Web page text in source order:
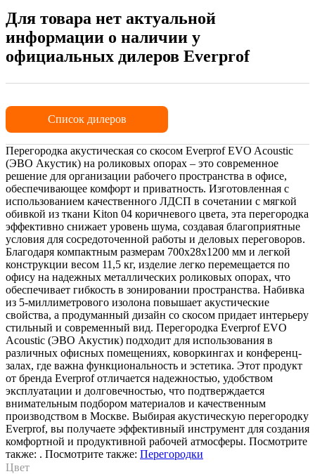
Для товара нет актуальной
информации о наличии у
официальных дилеров Everprof
Список дилеров
Перегородка акустическая со скосом Everprof EVO Acoustic
(ЭВО Акустик) на роликовых опорах – это современное
решение для организации рабочего пространства в офисе,
обеспечивающее комфорт и приватность. Изготовленная с
использованием качественного ЛДСП в сочетании с мягкой
обивкой из ткани Kiton 04 коричневого цвета, эта перегородка
эффективно снижает уровень шума, создавая благоприятные
условия для сосредоточенной работы и деловых переговоров.
Благодаря компактным размерам 700х28х1200 мм и легкой
конструкции весом 11,5 кг, изделие легко перемещается по
офису на надежных металлических роликовых опорах, что
обеспечивает гибкость в зонировании пространства. Набивка
из 5-миллиметрового изолона повышает акустические
свойства, а продуманный дизайн со скосом придает интерьеру
стильный и современный вид. Перегородка Everprof EVO
Acoustic (ЭВО Акустик) подходит для использования в
различных офисных помещениях, коворкингах и конференц-
залах, где важна функциональность и эстетика. Этот продукт
от бренда Everprof отличается надежностью, удобством
эксплуатации и долговечностью, что подтверждается
внимательным подбором материалов и качественным
производством в Москве. Выбирая акустическую перегородку
Everprof, вы получаете эффективный инструмент для создания
комфортной и продуктивной рабочей атмосферы. Посмотрите
также: . Посмотрите также: Перегородки
Цвет